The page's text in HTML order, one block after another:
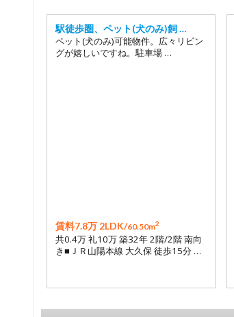
駅徒歩圏、ペット(犬のみ)飼 …
ペット(犬のみ)可能物件。広々リビン
グが嬉しいですね。駐車場 …
賃料7.8万 2LDK/60.50m2
共0.4万 礼10万 築32年 2階/2階 南向
き■ＪＲ山陽本線 大久保 徒歩15分 …